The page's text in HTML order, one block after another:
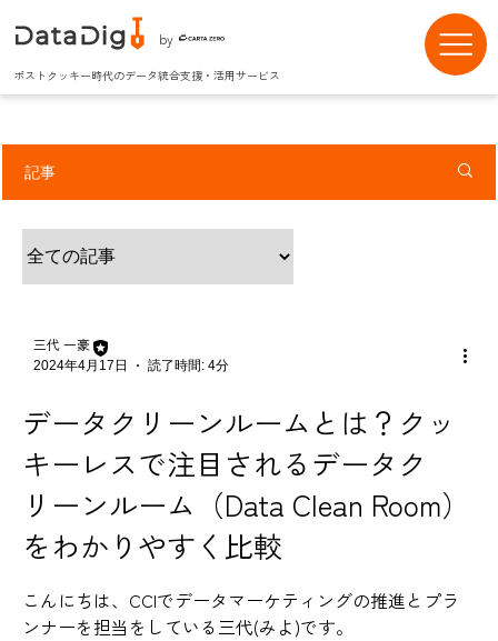
by
ポストクッキー時代のデータ統合支援・活用サービス
記事
三代 一豪
2024年4月17日 読了時間: 4分
データクリーンルームとは？クッ
キーレスで注目されるデータク
リーンルーム（Data Clean Room）
をわかりやすく比較
こんにちは、CCIでデータマーケティングの推進とプラ
ンナーを担当をしている三代(みよ)です。